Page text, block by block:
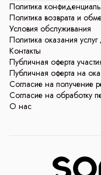
Политика
Политика возврата и
Условия обслуживания
Политика оказания услуг
Контакты
Публичная оферта
Публичная оферта на
Согласие на получение
Согласие на обработку
О нас